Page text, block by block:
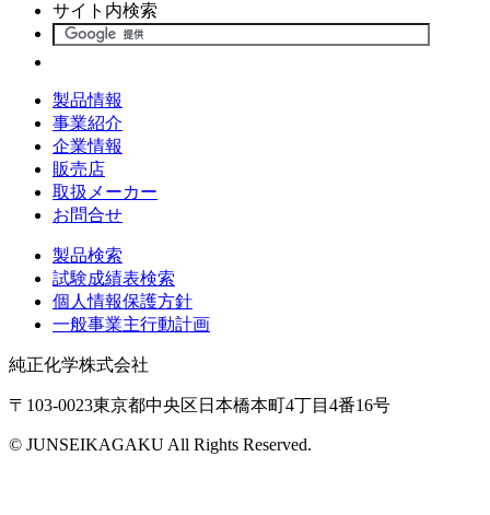
サイト内検索
製品情報
事業紹介
企業情報
販売店
取扱メーカー
お問合せ
製品検索
試験成績表検索
個人情報保護方針
一般事業主行動計画
純正化学株式会社
〒103-0023東京都中央区日本橋本町4丁目4番16号
© JUNSEIKAGAKU All Rights Reserved.